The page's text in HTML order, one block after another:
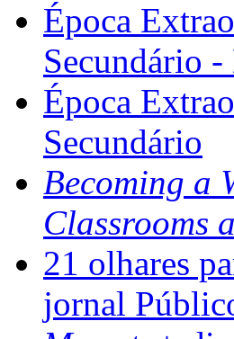
Época
Secundário -
Época
Secundário
Becoming a
Classrooms
21 olhares
jornal